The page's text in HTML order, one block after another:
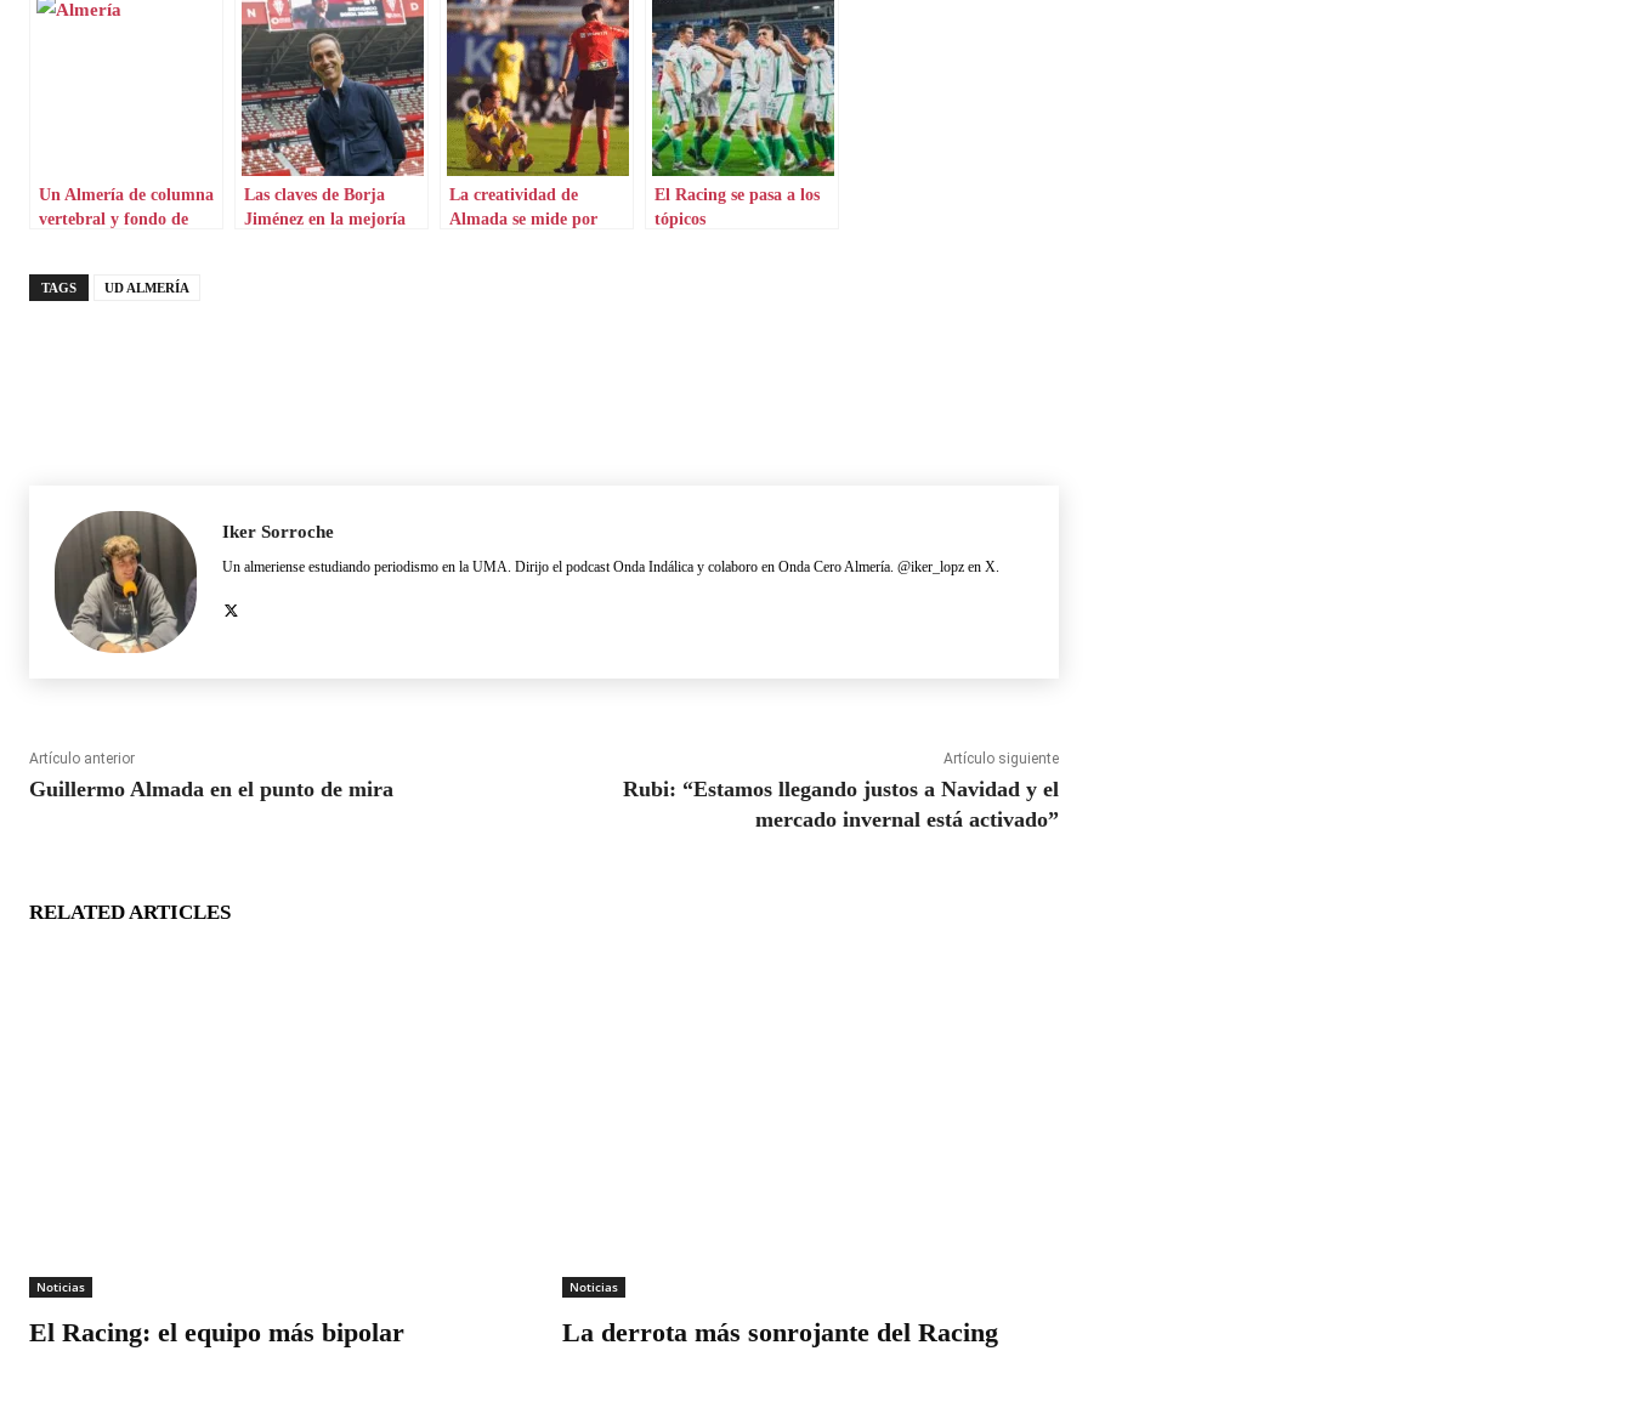
Un Almería de columna
vertebral y fondo de
Las claves de Borja
Jiménez en la mejoría
La creatividad de
Almada se mide por
El Racing se pasa a los
tópicos
TAGS UD ALMERÍA
Iker Sorroche
Un almeriense estudiando periodismo en la UMA. Dirijo el podcast Onda Indálica y colaboro en Onda Cero Almería. @iker_lopz en X.
Artículo anterior
Guillermo Almada en el punto de mira
Artículo siguiente
Rubi: “Estamos llegando justos a Navidad y el
mercado invernal está activado”
RELATED ARTICLES
Noticias
El Racing: el equipo más bipolar
Noticias
La derrota más sonrojante del Racing